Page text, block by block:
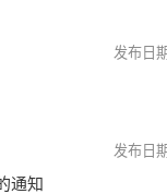
通知